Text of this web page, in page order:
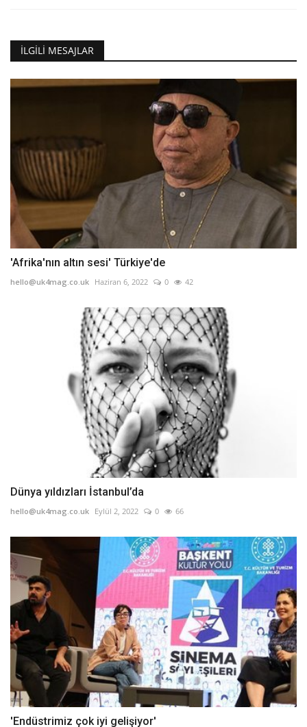
İLGILI MESAJLAR
'Afrika'nın altın sesi' Türkiye'de
hello@uk4mag.co.uk Haziran 6, 2022 0 42
Dünya yıldızları İstanbul’da
hello@uk4mag.co.uk Eylül 2, 2022 0 66
'Endüstrimiz çok iyi gelişiyor'